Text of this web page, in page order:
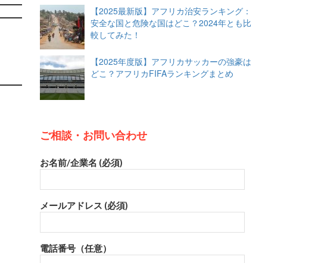
【2025最新版】アフリカ治安ランキング：
安全な国と危険な国はどこ？2024年とも比
較してみた！
【2025年度版】アフリカサッカーの強豪は
どこ？アフリカFIFAランキングまとめ
ご相談・お問い合わせ
お名前/企業名 (必須)
メールアドレス (必須)
電話番号（任意）